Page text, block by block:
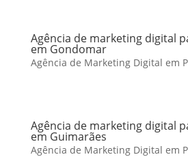
Agência de marketing digital
em Gondomar
Agência de Marketing Digital em
Agência de marketing digital
em Guimarães
Agência de Marketing Digital em